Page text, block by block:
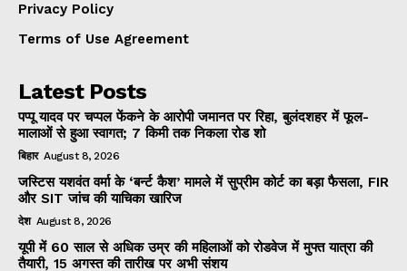
Privacy Policy
Terms of Use Agreement
Latest Posts
पप्पू यादव पर चप्पल फेंकने के आरोपी जमानत पर रिहा, बुलंदशहर में फूल-
मालाओं से हुआ स्वागत; 7 किमी तक निकला रोड शो
बिहार August 8, 2026
जस्टिस यशवंत वर्मा के ‘बर्न्ट कैश’ मामले में सुप्रीम कोर्ट का बड़ा फैसला, FIR
और SIT जांच की याचिका खारिज
देश August 8, 2026
यूपी में 60 साल से अधिक उम्र की महिलाओं को रोडवेज में मुफ्त यात्रा की
तैयारी, 15 अगस्त की तारीख पर अभी संशय